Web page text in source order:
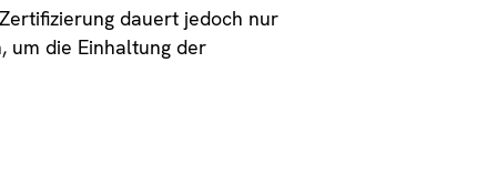
dauert jedoch nur
um die Einhaltung der